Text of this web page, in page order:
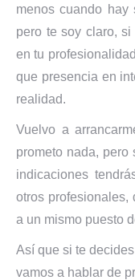
menos cuando hay
pero te soy claro,
en tu
que presencia en
realidad.
Vuelvo a
prometo nada,
indicaciones
otros profesionales,
a un mismo puesto
Así que si te
vamos a hablar de